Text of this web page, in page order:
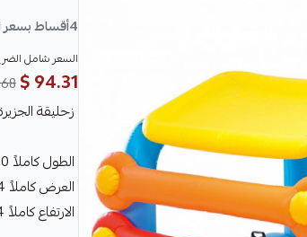
4أقساط بسعر الكاش/استلم بعد اول قسط
السعر شامل
94.31 $
$
زحليقة
الطول كاملاً 280 سم / 2.80 متر
العرض كاملاً 174 سم / 1.74 متر
الارتفاع كاملاً 144 سم / 1.44 متر